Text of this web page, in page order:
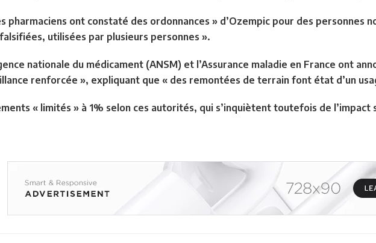
pharmaciens ont constaté des ordonnances » d’Ozempic pour des personnes
utilisées par plusieurs personnes ».
nationale du médicament (ANSM) et l’Assurance maladie en France ont
renforcée », expliquant que « des remontées de terrain font état d’un
« limités » à 1% selon ces autorités, qui s’inquiètent toutefois de